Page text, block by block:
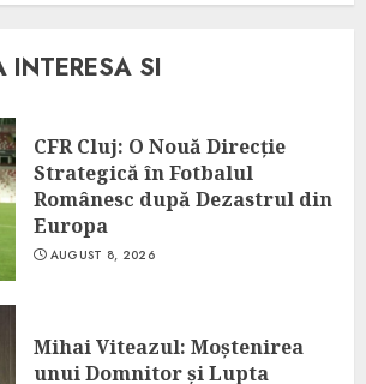
INTERESA SI
CFR Cluj: O Nouă Direcție
Strategică în Fotbalul
Românesc după Dezastrul din
Europa
AUGUST 8, 2026
Mihai Viteazul: Moștenirea
unui Domnitor și Lupta